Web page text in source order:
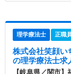
理学療法士 正職
株式会社笑顔い
の理学療法士求
【岐阜県／関市